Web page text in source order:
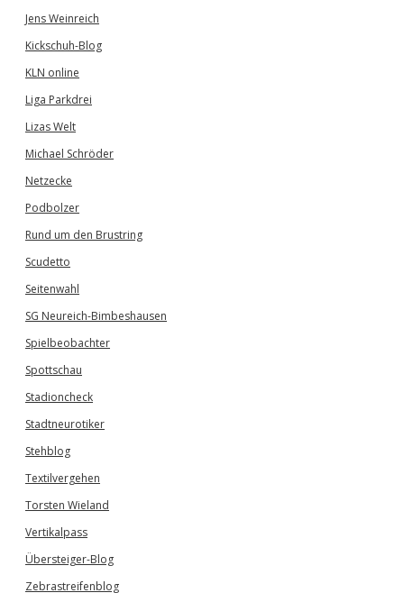
Jens Weinreich
Kickschuh-Blog
KLN online
Liga Parkdrei
Lizas Welt
Michael Schröder
Netzecke
Podbolzer
Rund um den Brustring
Scudetto
Seitenwahl
SG Neureich-Bimbeshausen
Spielbeobachter
Spottschau
Stadioncheck
Stadtneurotiker
Stehblog
Textilvergehen
Torsten Wieland
Vertikalpass
Übersteiger-Blog
Zebrastreifenblog